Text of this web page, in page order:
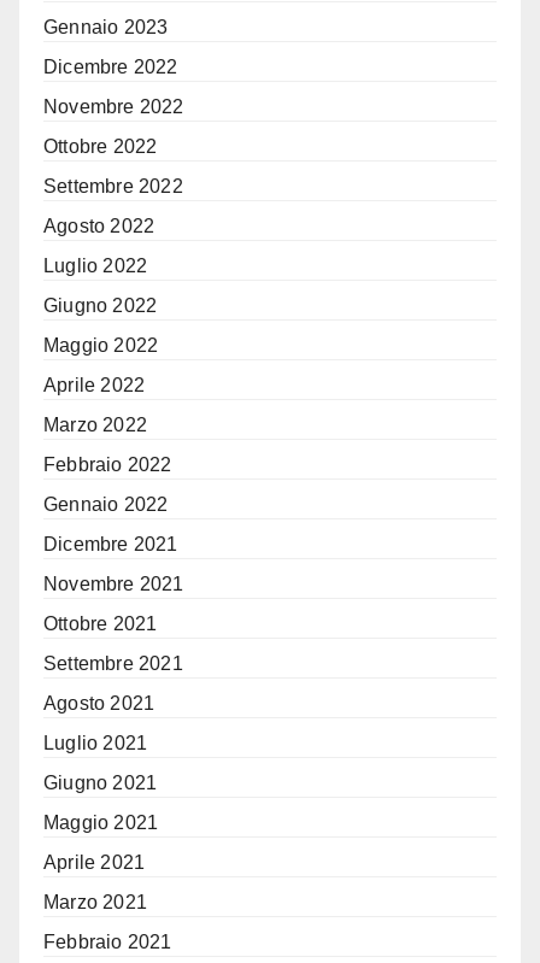
Gennaio 2023
Dicembre 2022
Novembre 2022
Ottobre 2022
Settembre 2022
Agosto 2022
Luglio 2022
Giugno 2022
Maggio 2022
Aprile 2022
Marzo 2022
Febbraio 2022
Gennaio 2022
Dicembre 2021
Novembre 2021
Ottobre 2021
Settembre 2021
Agosto 2021
Luglio 2021
Giugno 2021
Maggio 2021
Aprile 2021
Marzo 2021
Febbraio 2021